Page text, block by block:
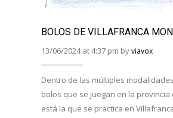
BOLOS DE VILLAFRANCA
13/06/2024 at 4:37 pm byviavox
Dentro de las múltiples
bolos que se juegan en la provincia
está la que se practica en